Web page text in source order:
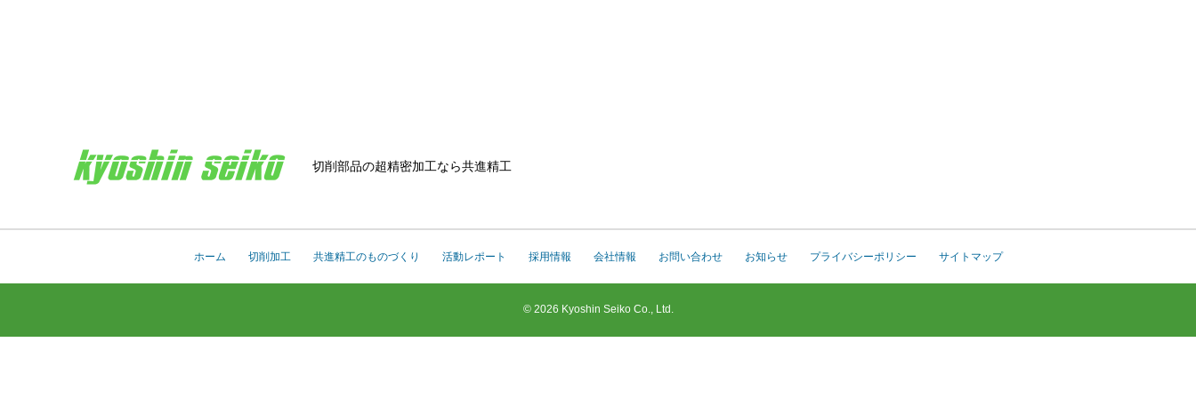
切削部品の超精密加工なら共進精工
ホーム 切削加工 共進精工のものづくり 活動レポート 採用情報 会社情報 お問い合わせ お知らせ プライバシーポリシー サイトマップ
© 2026 Kyoshin Seiko Co., Ltd.